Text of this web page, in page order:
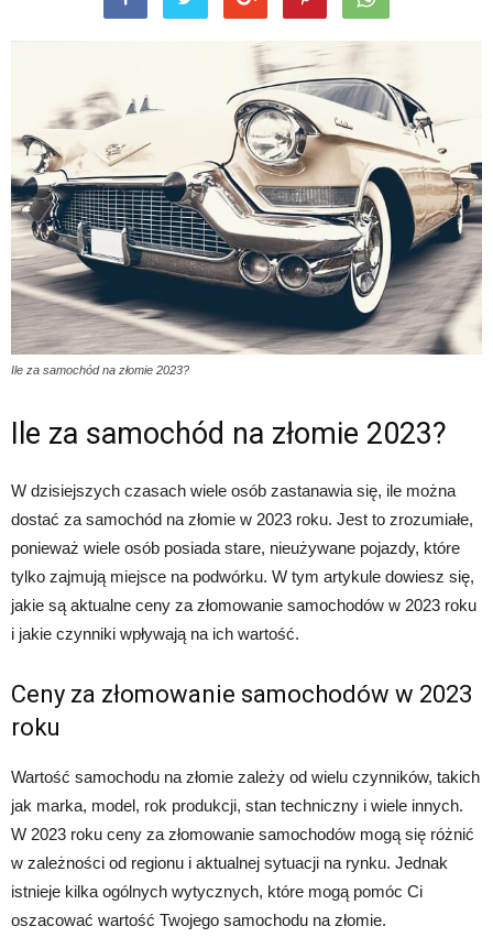
Ile za samochód na złomie 2023?
Ile za samochód na złomie 2023?
W dzisiejszych czasach wiele osób zastanawia się, ile można
dostać za samochód na złomie w 2023 roku. Jest to zrozumiałe,
ponieważ wiele osób posiada stare, nieużywane pojazdy, które
tylko zajmują miejsce na podwórku. W tym artykule dowiesz się,
jakie są aktualne ceny za złomowanie samochodów w 2023 roku
i jakie czynniki wpływają na ich wartość.
Ceny za złomowanie samochodów w 2023
roku
Wartość samochodu na złomie zależy od wielu czynników, takich
jak marka, model, rok produkcji, stan techniczny i wiele innych.
W 2023 roku ceny za złomowanie samochodów mogą się różnić
w zależności od regionu i aktualnej sytuacji na rynku. Jednak
istnieje kilka ogólnych wytycznych, które mogą pomóc Ci
oszacować wartość Twojego samochodu na złomie.